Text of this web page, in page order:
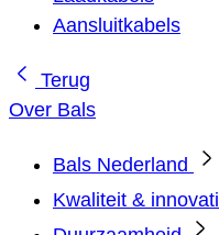
Aansluitkabels
Terug
Over Bals
Bals Nederland
Kwaliteit &